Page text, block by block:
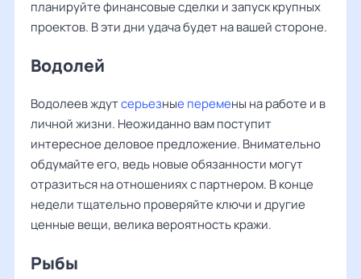
планируйте финансовые сделки и запуск крупных
проектов. В эти дни удача будет на вашей стороне.
Водолей
Водолеев ждутсерьезные перемены на работе и в
личной жизни. Неожиданно вам поступит
интересное деловое предложение. Внимательно
обдумайте его, ведь новые обязанности могут
отразиться на отношениях с партнером. В конце
недели тщательно проверяйте ключи и другие
ценные вещи, велика вероятность кражи.
Рыбы